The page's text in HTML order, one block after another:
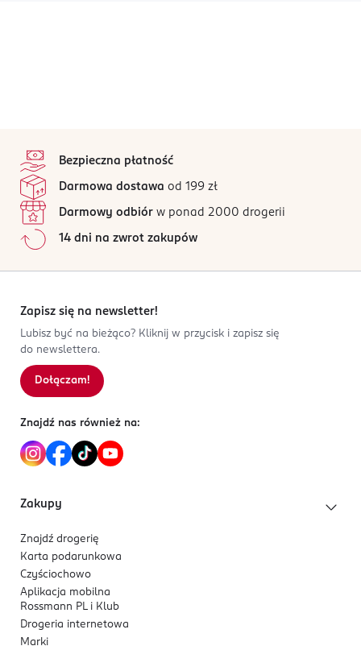
Bezpieczna płatność
Darmowa dostawa od 199 zł
Darmowy odbiór w ponad 2000 drogerii
14 dni na zwrot zakupów
Zapisz się na newsletter!
Lubisz być na bieżąco? Kliknij w przycisk i zapisz się
do newslettera.
Dołączam!
Znajdź nas również na:
Zakupy
Znajdź drogerię
Karta podarunkowa
Czyściochowo
Aplikacja mobilna
Rossmann PL i Klub
Drogeria internetowa
Marki